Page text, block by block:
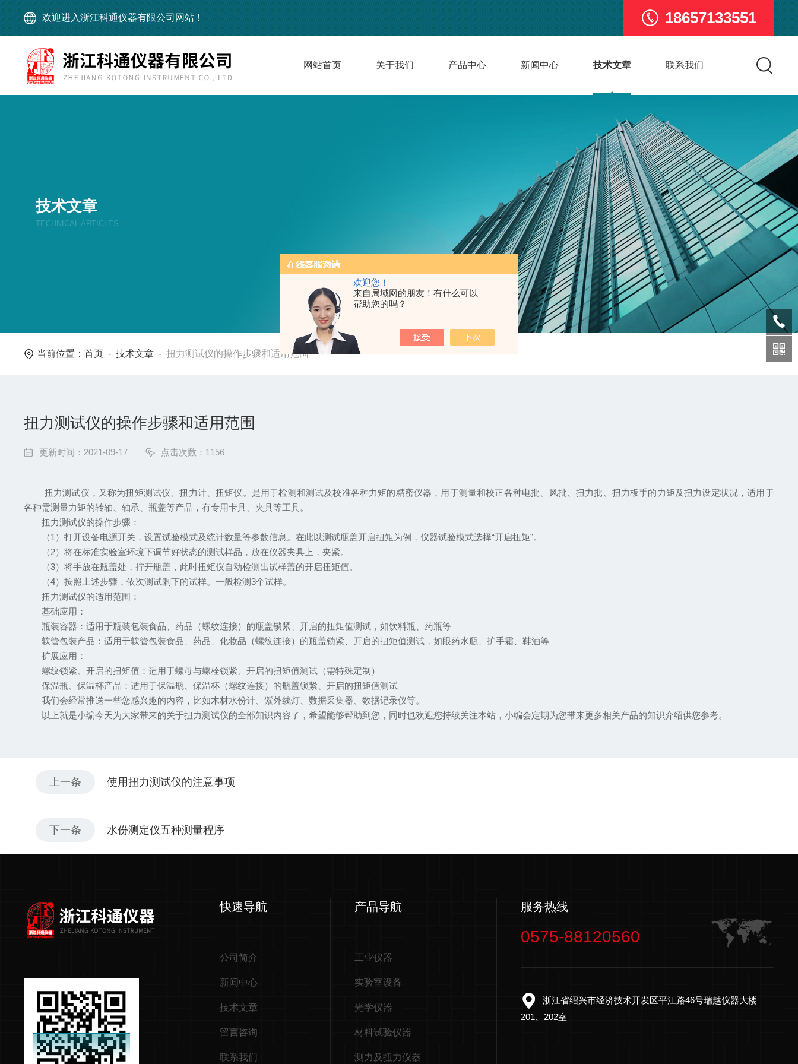
欢迎您！
来自局域网的朋友！有什么可以
帮助您的吗？
欢迎进入浙江科通仪器有限公司网站！ 18657133551
网站首页 关于我们 产品中心 新闻中心 技术文章 联系我们
技术文章
TECHNICAL ARTICLES
当前位置：首页 -技术文章 -扭力测试仪的操作步骤和适用范围
扭力测试仪的操作步骤和适用范围
更新时间：2021-09-17 点击次数：1156
扭力测试仪，又称为扭矩测试仪、扭力计、扭矩仪。是用于检测和测试及校准各种力矩的精密仪器，用于测量和校正各种电批、风批、扭力批、扭力板手的力矩及扭力设定状况，适用于
各种需测量力矩的转轴、轴承、瓶盖等产品，有专用卡具、夹具等工具。
扭力测试仪的操作步骤：
（1）打开设备电源开关，设置试验模式及统计数量等参数信息。在此以测试瓶盖开启扭矩为例，仪器试验模式选择“开启扭矩”。
（2）将在标准实验室环境下调节好状态的测试样品，放在仪器夹具上，夹紧。
（3）将手放在瓶盖处，拧开瓶盖，此时扭矩仪自动检测出试样盖的开启扭矩值。
（4）按照上述步骤，依次测试剩下的试样。一般检测3个试样。
扭力测试仪的适用范围：
基础应用：
瓶装容器：适用于瓶装包装食品、药品（螺纹连接）的瓶盖锁紧、开启的扭矩值测试，如饮料瓶、药瓶等
软管包装产品：适用于软管包装食品、药品、化妆品（螺纹连接）的瓶盖锁紧、开启的扭矩值测试，如眼药水瓶、护手霜、鞋油等
扩展应用：
螺纹锁紧、开启的扭矩值：适用于螺母与螺栓锁紧、开启的扭矩值测试（需特殊定制）
保温瓶、保温杯产品：适用于保温瓶、保温杯（螺纹连接）的瓶盖锁紧、开启的扭矩值测试
我们会经常推送一些您感兴趣的内容，比如木材水份计、紫外线灯、数据采集器、数据记录仪等。
以上就是小编今天为大家带来的关于扭力测试仪的全部知识内容了，希望能够帮助到您，同时也欢迎您持续关注本站，小编会定期为您带来更多相关产品的知识介绍供您参考。
上一条 使用扭力测试仪的注意事项
下一条 水份测定仪五种测量程序
快速导航
公司简介
新闻中心
技术文章
留言咨询
联系我们
产品导航
工业仪器
实验室设备
光学仪器
材料试验仪器
测力及扭力仪器
服务热线
0575-88120560
浙江省绍兴市经济技术开发区平江路46号瑞越仪器大楼
201、202室